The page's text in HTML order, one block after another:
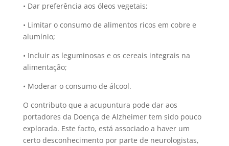
• Dar preferência aos óleos vegetais;
• Limitar o consumo de alimentos ricos em cobre e
alumínio;
• Incluir as leguminosas e os cereais integrais na
alimentação;
• Moderar o consumo de álcool.
O contributo que a acupuntura pode dar aos
portadores da Doença de Alzheimer tem sido pouco
explorada. Este facto, está associado a haver um
certo desconhecimento por parte de neurologistas,